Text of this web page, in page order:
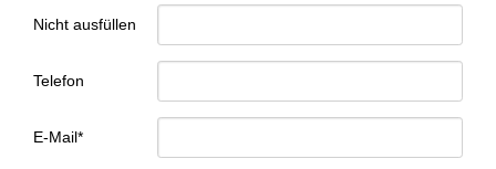
Nicht ausfüllen
Telefon
E-Mail*